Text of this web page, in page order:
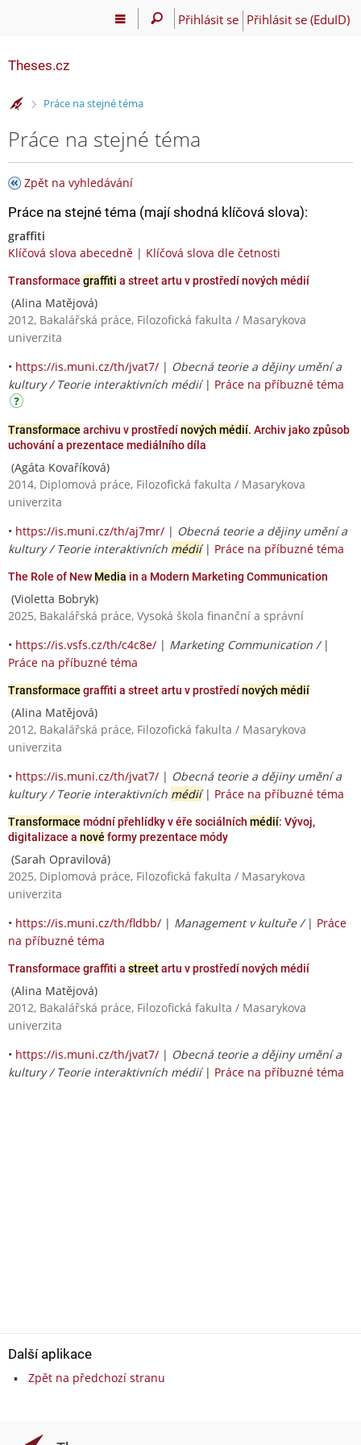
Přihlásit se Přihlásit se (EduID)
Theses.cz
>Práce na stejné téma
Práce na stejné téma
Zpět na vyhledávání
Práce na stejné téma (mají shodná klíčová slova):
graffiti
Klíčová slova abecedně | Klíčová slova dle četnosti
Transformace graffiti a street artu v prostředí nových médií
(Alina Matějová)
2012, Bakalářská práce, Filozofická fakulta / Masarykova
univerzita
• https://is.muni.cz/th/jvat7/ | Obecná teorie a dějiny umění a
kultury / Teorie interaktivních médií| Práce na příbuzné téma
Transformace archivu v prostředínových médií. Archiv jako způsob
uchování a prezentace mediálního díla
(Agáta Kovaříková)
2014, Diplomová práce, Filozofická fakulta / Masarykova
univerzita
• https://is.muni.cz/th/aj7mr/ | Obecná teorie a dějiny umění a
kultury / Teorie interaktivních médií| Práce na příbuzné téma
The Role of New Media in a Modern Marketing Communication
(Violetta Bobryk)
2025, Bakalářská práce, Vysoká škola finanční a správní
• https://is.vsfs.cz/th/c4c8e/ | Marketing Communication / |
Práce na příbuzné téma
Transformace graffiti a street artu v prostředínových médií
(Alina Matějová)
2012, Bakalářská práce, Filozofická fakulta / Masarykova
univerzita
• https://is.muni.cz/th/jvat7/ | Obecná teorie a dějiny umění a
kultury / Teorie interaktivních médií| Práce na příbuzné téma
Transformace módní přehlídky v éře sociálních médií: Vývoj,
digitalizace a nové formy prezentace módy
(Sarah Opravilová)
2025, Diplomová práce, Filozofická fakulta / Masarykova
univerzita
• https://is.muni.cz/th/fldbb/ | Management v kultuře / | Práce
na příbuzné téma
Transformace graffiti a streetartu v prostředí nových médií
(Alina Matějová)
2012, Bakalářská práce, Filozofická fakulta / Masarykova
univerzita
• https://is.muni.cz/th/jvat7/ | Obecná teorie a dějiny umění a
kultury / Teorie interaktivních médií| Práce na příbuzné téma
Další aplikace
Zpět na předchozí stranu